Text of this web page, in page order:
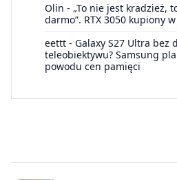
Olin - „To nie jest kradzież,
darmo”. RTX 3050 kupiony
eettt - Galaxy S27 Ultra bez
teleobiektywu? Samsung
powodu cen pamięci